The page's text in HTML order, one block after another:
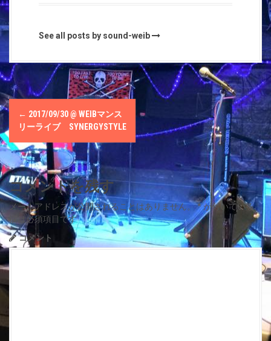
See all posts by sound-weib
P
o
s
t
n
a
v
i
g
a
← 2017/09/30 @ WEIΒマンス
リーライブ SYNERGYSTYLE
コメントを残す
メールアドレスが公開されることはありません。*が付いている
欄は必須項目です
コメント